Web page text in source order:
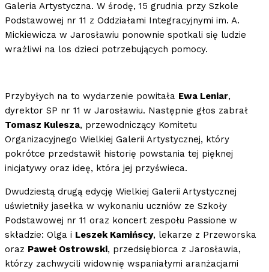
Galeria Artystyczna. W środę, 15 grudnia przy Szkole
Podstawowej nr 11 z Oddziałami Integracyjnymi im. A.
Mickiewicza w Jarosławiu ponownie spotkali się ludzie
wrażliwi na los dzieci potrzebujących pomocy.
Przybyłych na to wydarzenie powitała Ewa Leniar,
dyrektor SP nr 11 w Jarosławiu. Następnie głos zabrał
Tomasz Kulesza, przewodniczący Komitetu
Organizacyjnego Wielkiej Galerii Artystycznej, który
pokrótce przedstawił historię powstania tej pięknej
inicjatywy oraz ideę, która jej przyświeca.
Dwudziestą drugą edycję Wielkiej Galerii Artystycznej
uświetniły jasełka w wykonaniu uczniów ze Szkoły
Podstawowej nr 11 oraz koncert zespołu Passione w
składzie: Olga i Leszek Kamińscy, lekarze z Przeworska
oraz Paweł Ostrowski, przedsiębiorca z Jarosławia,
którzy zachwycili widownię wspaniałymi aranżacjami